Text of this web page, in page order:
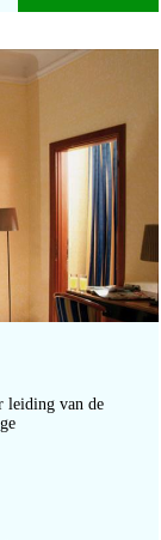
leiding van de